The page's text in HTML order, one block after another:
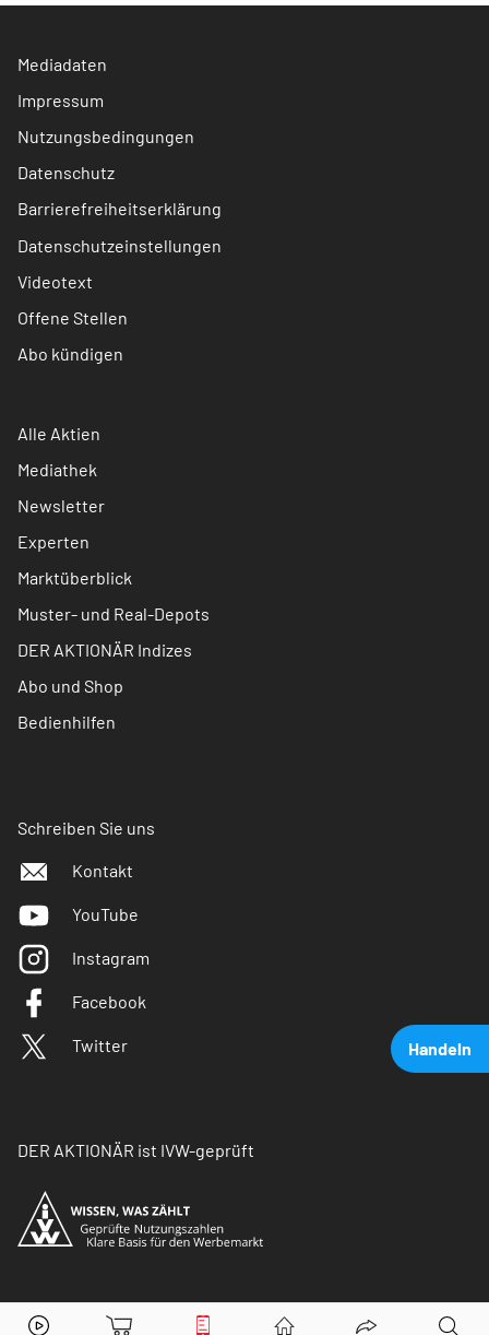
Handeln
Deutsche Lufthansa Aktie jetzt handeln?
Mediadaten
Impressum
Nutzungsbedingungen
Datenschutz
Barrierefreiheitserklärung
Datenschutzeinstellungen
Videotext
Offene Stellen
Abo kündigen
Alle Aktien
Mediathek
Newsletter
Experten
Marktüberblick
Muster- und Real-Depots
DER AKTIONÄR Indizes
Abo und Shop
Bedienhilfen
Schreiben Sie uns
Kontakt
YouTube
Instagram
Facebook
Twitter
DER AKTIONÄR ist IVW-geprüft